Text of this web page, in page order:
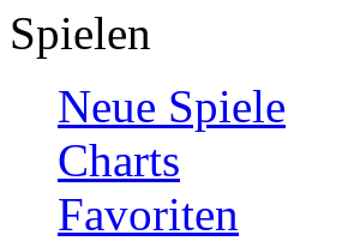
Spielen
Neue Spiele
Charts
Favoriten